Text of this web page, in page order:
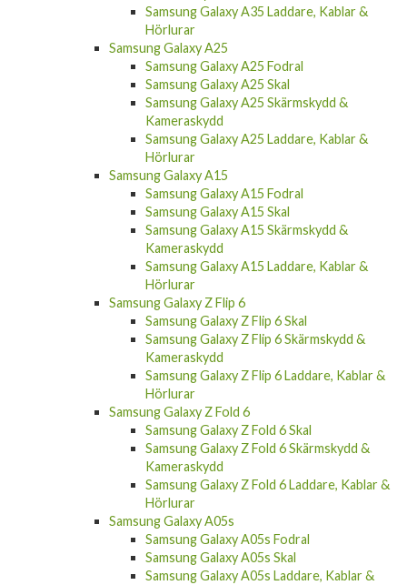
Samsung Galaxy A35 Laddare, Kablar &
Hörlurar
Samsung Galaxy A25
Samsung Galaxy A25 Fodral
Samsung Galaxy A25 Skal
Samsung Galaxy A25 Skärmskydd &
Kameraskydd
Samsung Galaxy A25 Laddare, Kablar &
Hörlurar
Samsung Galaxy A15
Samsung Galaxy A15 Fodral
Samsung Galaxy A15 Skal
Samsung Galaxy A15 Skärmskydd &
Kameraskydd
Samsung Galaxy A15 Laddare, Kablar &
Hörlurar
Samsung Galaxy Z Flip 6
Samsung Galaxy Z Flip 6 Skal
Samsung Galaxy Z Flip 6 Skärmskydd &
Kameraskydd
Samsung Galaxy Z Flip 6 Laddare, Kablar &
Hörlurar
Samsung Galaxy Z Fold 6
Samsung Galaxy Z Fold 6 Skal
Samsung Galaxy Z Fold 6 Skärmskydd &
Kameraskydd
Samsung Galaxy Z Fold 6 Laddare, Kablar &
Hörlurar
Samsung Galaxy A05s
Samsung Galaxy A05s Fodral
Samsung Galaxy A05s Skal
Samsung Galaxy A05s Laddare, Kablar &